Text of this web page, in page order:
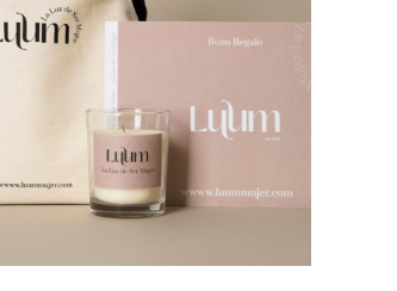
AÑADIR AL CARRITO /
VISTA